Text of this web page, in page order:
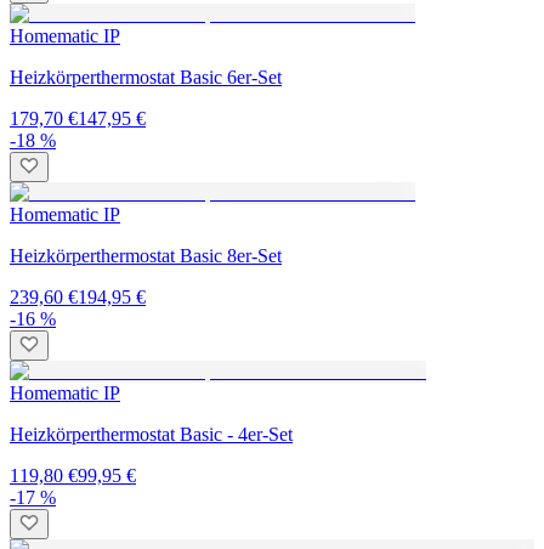
Homematic IP
Heizkörperthermostat Basic 6er-Set
179,70 €147,95 €
-18 %
Homematic IP
Heizkörperthermostat Basic 8er-Set
239,60 €194,95 €
-16 %
Homematic IP
Heizkörperthermostat Basic - 4er-Set
119,80 €99,95 €
-17 %